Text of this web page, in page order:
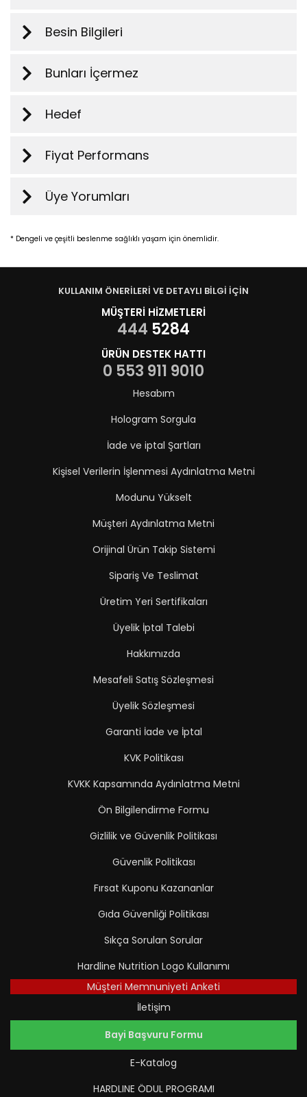
Besin Bilgileri
Bunları İçermez
Hedef
Fiyat Performans
Üye Yorumları
* Dengeli ve çeşitli beslenme sağlıklı yaşam için önemlidir.
KULLANIM ÖNERİLERİ VE DETAYLI BİLGİ İÇİN
MÜŞTERİ HİZMETLERİ
444 5284
ÜRÜN DESTEK HATTI
0 553 911 9010
Hesabım
Hologram Sorgula
İade ve iptal Şartları
Kişisel Verilerin İşlenmesi Aydınlatma Metni
Modunu Yükselt
Müşteri Aydınlatma Metni
Orijinal Ürün Takip Sistemi
Sipariş Ve Teslimat
Üretim Yeri Sertifikaları
Üyelik İptal Talebi
Hakkımızda
Mesafeli Satış Sözleşmesi
Üyelik Sözleşmesi
Garanti İade ve İptal
KVK Politikası
KVKK Kapsamında Aydınlatma Metni
Ön Bilgilendirme Formu
Gizlilik ve Güvenlik Politikası
Güvenlik Politikası
Fırsat Kuponu Kazananlar
Gıda Güvenliği Politikası
Sıkça Sorulan Sorular
Hardline Nutrition Logo Kullanımı
Müşteri Memnuniyeti Anketi
İletişim
Bayi Başvuru Formu
E-Katalog
HARDLINE ÖDUL PROGRAMI